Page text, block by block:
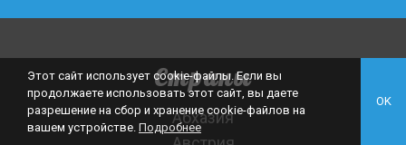
Страны
Абхазия
Этот сайт использует cookie-файлы. Если вы
продолжаете использовать этот сайт, вы даете
разрешение на сбор и хранение cookie-файлов на
вашем устройстве. Подробнее
OK